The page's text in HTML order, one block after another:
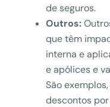
de seguros.
Outros:
que têm
interna e
e apólices e
São
descontos